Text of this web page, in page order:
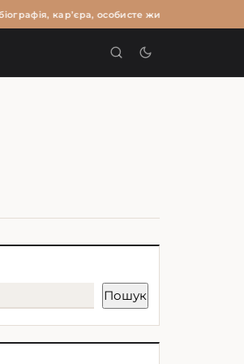
кар’єра, особисте життя та цікаві
Пошук